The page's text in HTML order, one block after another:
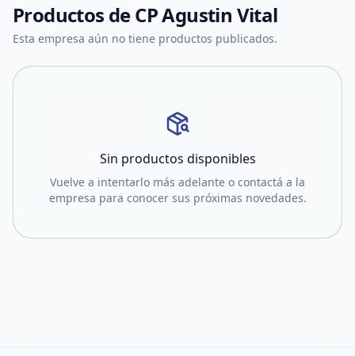
Productos deCP Agustin Vital
Esta empresa aún no tiene productos publicados.
Sin productos disponibles
Vuelve a intentarlo más adelante o contactá a la
empresa para conocer sus próximas novedades.